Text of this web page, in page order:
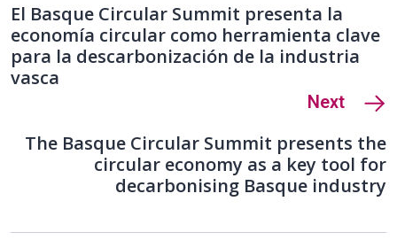
El Basque Circular Summit presenta la
economía circular como herramienta clave
para la descarbonización de la industria
vasca
Next
The Basque Circular Summit presents the
circular economy as a key tool for
decarbonising Basque industry